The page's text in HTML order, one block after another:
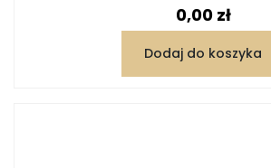
Cena
0,00 zł
Dodaj do koszyka